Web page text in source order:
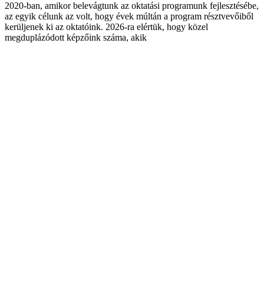
2020-ban, amikor belevágtunk az oktatási programunk fejlesztésébe,
az egyik célunk az volt, hogy évek múltán a program résztvevőiből
kerüljenek ki az oktatóink. 2026-ra elértük, hogy közel
megduplázódott képzőink száma, akik